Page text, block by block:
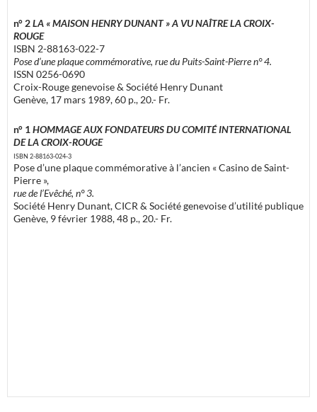
n° 2LA « MAISON HENRY DUNANT » A VU NAÎTRE LA CROIX-
ROUGE
ISBN 2-88163-022-7
Pose d’une plaque commémorative, rue du Puits-Saint-Pierre n° 4.
ISSN 0256-0690
Croix-Rouge genevoise & Société Henry Dunant
Genève, 17 mars 1989, 60 p., 20.- Fr.
n° 1HOMMAGE AUX FONDATEURS DU COMITÉ INTERNATIONAL
DE LA CROIX-ROUGE
ISBN 2-88163-024-3
Pose d’une plaque commémorative à l’ancien « Casino de Saint-
Pierre »,
rue de l’Evêché, n° 3.
Société Henry Dunant, CICR & Société genevoise d’utilité publique
Genève, 9 février 1988, 48 p., 20.- Fr.